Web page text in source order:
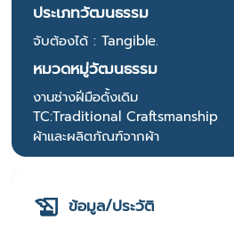
ประเภทวัฒนธรรม
จับต้องได้ : Tangible.
หมวดหมู่วัฒนธรรม
งานช่างฝีมือดั้งเดิม
TC:Traditional Craftsmanship
ผ้าและผลิตภัณฑ์จากผ้า
ข้อมูล/ประวัติ